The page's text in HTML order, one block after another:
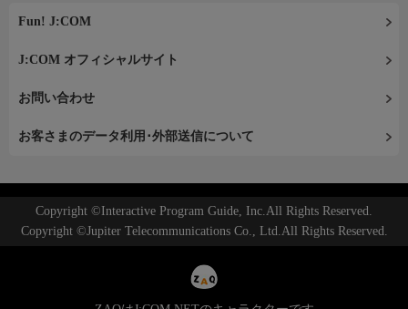
Fun! J:COM
J:COM オフィシャルサイト
お問い合わせ
お客さまのデータ利用･外部送信について
Copyright ©Interactive Program Guide, Inc.All Rights Reserved.
Copyright ©Jupiter Telecommunications Co., Ltd.All Rights Reserved.